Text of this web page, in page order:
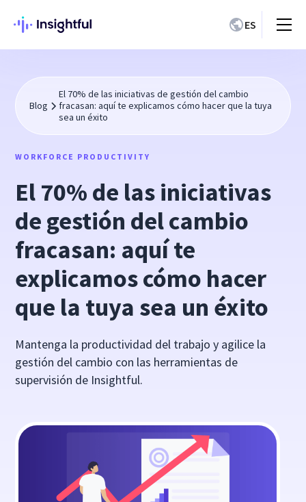
ES
Blog
El 70% de las iniciativas de gestión del cambio
fracasan: aquí te explicamos cómo hacer que la tuya
sea un éxito
WORKFORCE PRODUCTIVITY
El 70% de las iniciativas
de gestión del cambio
fracasan: aquí te
explicamos cómo hacer
que la tuya sea un éxito
Mantenga la productividad del trabajo y agilice la
gestión del cambio con las herramientas de
supervisión de Insightful.